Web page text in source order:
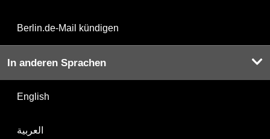
Berlin.de-Mail kündigen
In anderen Sprachen
English
العربية